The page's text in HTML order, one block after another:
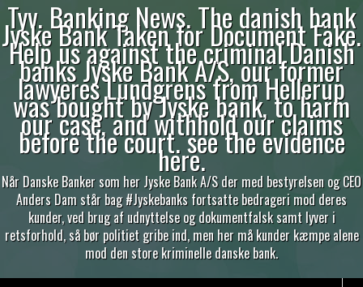
Tyv. Banking News. The danish bank
Jyske Bank Taken for Document Fake.
Help us against the criminal Danish
banks Jyske Bank A/S, our former
lawyeres Lundgrens from Hellerup
was bought by Jyske bank, to harm
our case, and withhold our claims
before the court. see the evidence
here.
Når Danske Banker som her Jyske Bank A/S der med bestyrelsen og CEO
Anders Dam står bag #Jyskebanks fortsatte bedrageri mod deres
kunder, ved brug af udnyttelse og dokumentfalsk samt lyver i
retsforhold, så bør politiet gribe ind, men her må kunder kæmpe alene
mod den store kriminelle danske bank.